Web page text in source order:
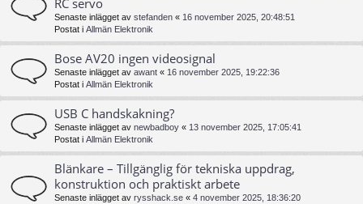
RC servo
Senaste inlägget av stefanden « 16 november 2025, 20:48:51
Postat i Allmän Elektronik
Bose AV20 ingen videosignal
Senaste inlägget av awant « 16 november 2025, 19:22:36
Postat i Allmän Elektronik
USB C handskakning?
Senaste inlägget av newbadboy « 13 november 2025, 17:05:41
Postat i Allmän Elektronik
Blänkare – Tillgänglig för tekniska uppdrag,
konstruktion och praktiskt arbete
Senaste inlägget av rysshack.se « 4 november 2025, 18:36:20